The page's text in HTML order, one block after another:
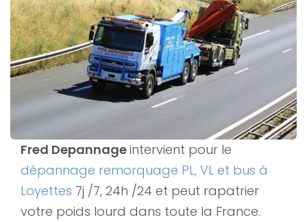
Fred Depannageintervient pour le
dépannage remorquage PL, VL et bus à
Loyettes 7j /7, 24h /24 et peut rapatrier
votre poids lourd dans toute la France.